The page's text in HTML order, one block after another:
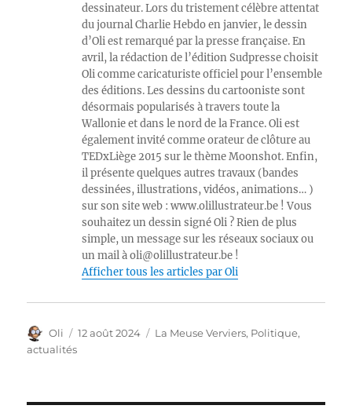
dessinateur. Lors du tristement célèbre attentat
du journal Charlie Hebdo en janvier, le dessin
d’Oli est remarqué par la presse française. En
avril, la rédaction de l’édition Sudpresse choisit
Oli comme caricaturiste officiel pour l’ensemble
des éditions. Les dessins du cartooniste sont
désormais popularisés à travers toute la
Wallonie et dans le nord de la France. Oli est
également invité comme orateur de clôture au
TEDxLiège 2015 sur le thème Moonshot. Enfin,
il présente quelques autres travaux (bandes
dessinées, illustrations, vidéos, animations… )
sur son site web : www.olillustrateur.be ! Vous
souhaitez un dessin signé Oli ? Rien de plus
simple, un message sur les réseaux sociaux ou
un mail à oli@olillustrateur.be !
Afficher tous les articles par Oli
Auteur
Oli
Publié
12 août 2024 Catégories
La Meuse Verviers, Politique,
actualités